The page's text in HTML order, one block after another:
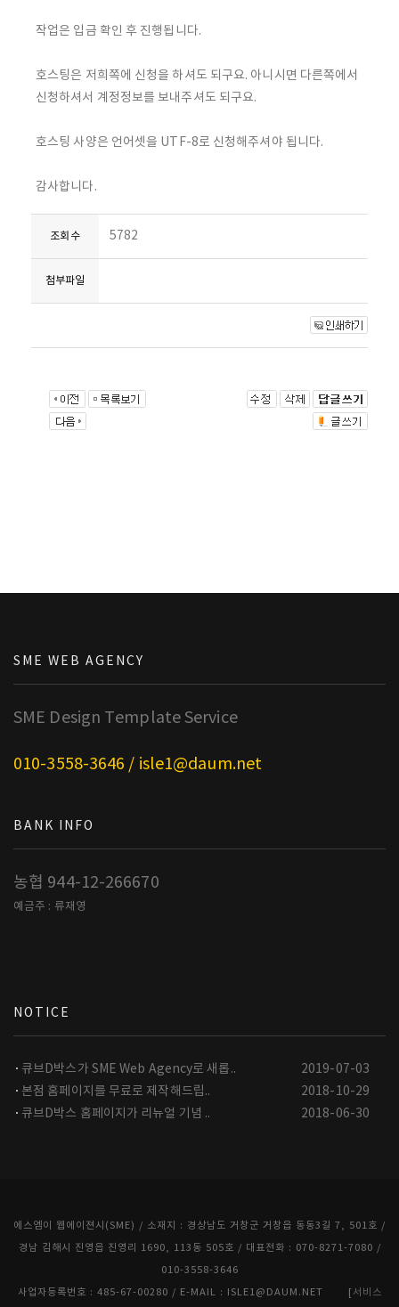
작업은 입금 확인 후 진행됩니다.
호스팅은 저희쪽에 신청을 하셔도 되구요. 아니시면 다른쪽에서
신청하셔서 계정정보를 보내주셔도 되구요.
호스팅 사양은 언어셋을 UTF-8로 신청해주셔야 됩니다.
감사합니다.
조회수 5782
첨부파일
SME WEB AGENCY
SME Design Template Service
010-3558-3646 / isle1@daum.net
BANK INFO
농협 944-12-266670
예금주 : 류재영
NOTICE
큐브D박스가 SME Web Agency로 새롭..
2019-07-03
본점 홈페이지를 무료로 제작해드립..
2018-10-29
큐브D박스 홈페이지가 리뉴얼 기념 ..
2018-06-30
에스엠이 웹에이젼시(SME) / 소재지 : 경상남도 거창군 거창읍 동동3길 7, 501호 /
경남 김해시 진영읍 진영리 1690, 113동 505호 / 대표전화 : 070-8271-7080 /
010-3558-3646
사업자등록번호 : 485-67-00280 / E-MAIL : ISLE1@DAUM.NET [서비스